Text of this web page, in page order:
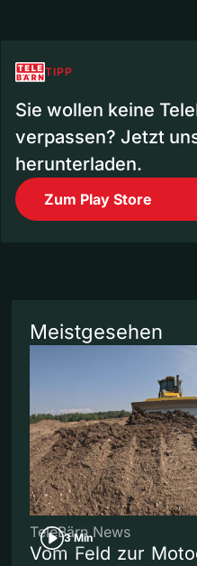
TIPP
Sie wollen keine
verpassen? Jetzt
herunterladen.
Zum Play Store
Meistgesehen
3 Min
TeleBärn News
Vom Feld zur